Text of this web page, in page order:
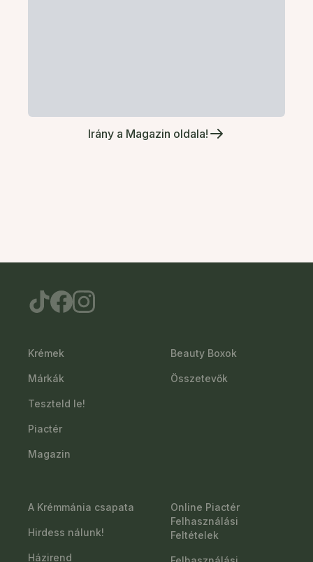
Irány a Magazin oldala!
Krémek
Márkák
Teszteld le!
Piactér
Magazin
Beauty Boxok
Összetevők
A Krémmánia csapata
Hirdess nálunk!
Házirend
Online Piactér
Felhasználási
Feltételek